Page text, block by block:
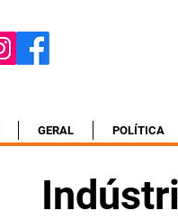
GERAL POLÍTICA